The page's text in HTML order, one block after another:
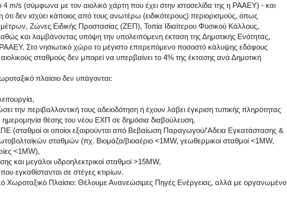
m/s (σύμφωνα με τον αιολικό χάρτη που έχει στην ιστοσελίδα της η ΡΑΑΕΥ) - και
δεν ισχύει κάποιος από τους ανωτέρω (ειδικότερους) περιορισμούς, όπως
Ζώνες Ειδικής Προστασίας (ΖΕΠ), Τοπία Ιδιαίτερου Φυσικού Κάλλους,
και λαμβάνοντας υπόψη την υπολειπόμενη έκταση της Δημοτικής Ενότητας,
Στο νησιωτικό χώρο το μέγιστο επιτρεπόμενο ποσοστό κάλυψης εδάφους
σταθμούς δεν μπορεί να υπερβαίνει το 4% της έκτασης ανά Δημοτική
πλαίσιο δεν υπάγονται:
την περιβαλλοντική τους αδειοδότηση ή έχουν λάβει έγκριση τυπικής πληρότητας
θέσης του νέου ΕΧΠ σε δημόσια διαβούλευση,
(σταθμοί οι οποίοι εξαιρούνται από Βεβαίωση Παραγωγού/'Αδεια Εγκατάστασης &
σταθμών (πχ. Βιομάζα/βιοαέριο <1MW, γεωθερμικοί σταθμοί <1MW,
<1MW),
και μεγάλοι υδροηλεκτρικοί σταθμοί >15MW,
εγκαθίστανται σε στέγες κτιρίων.
Χωροταξικό Πλαίσιο: Θέλουμε Ανανεώσιμες Πηγές Ενέργειας, αλλά με οργανωμένο